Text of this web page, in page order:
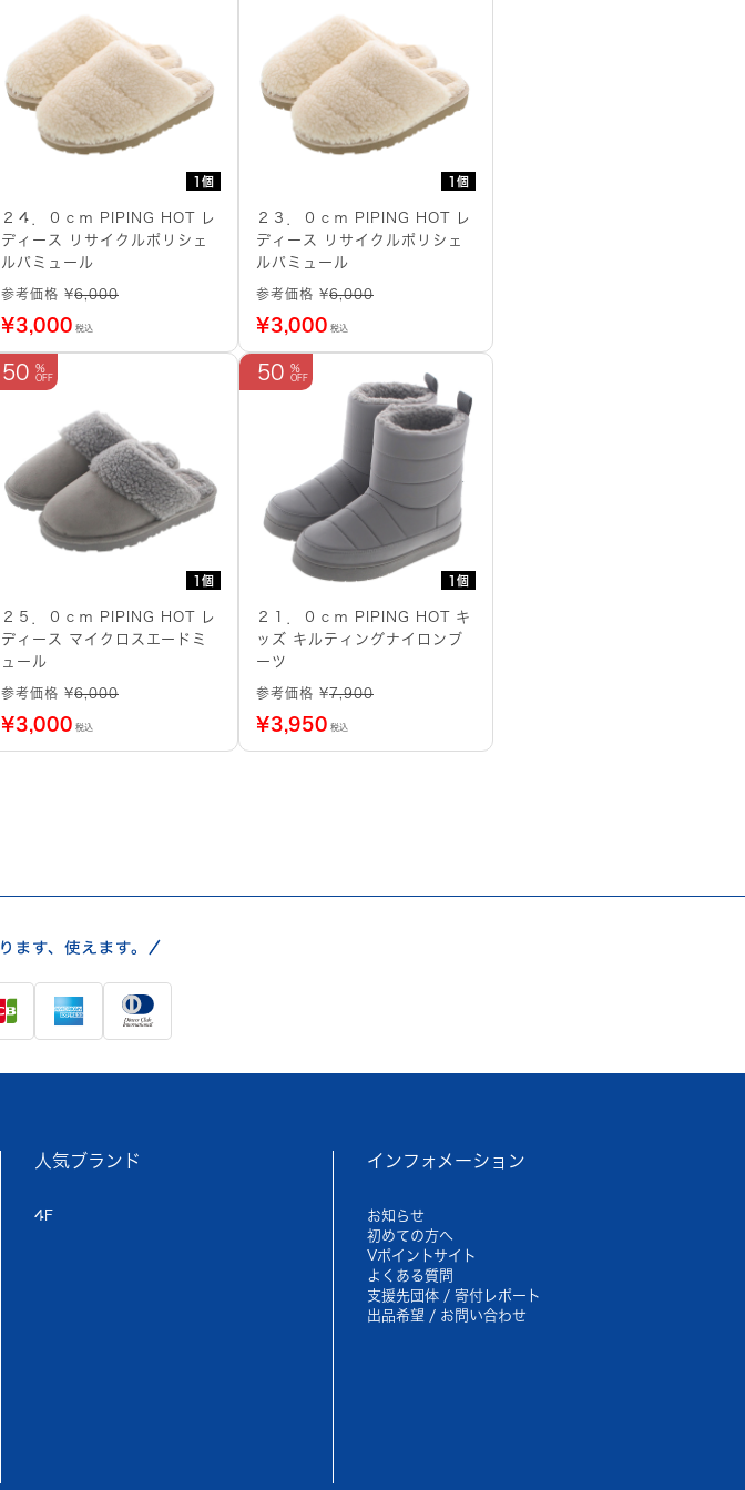
1個
２４．０ｃｍ PIPING HOT レ
ディース リサイクルポリシェ
ルパミュール
参考価格 ¥6,000
¥3,000 税込
1個
２３．０ｃｍ PIPING HOT レ
ディース リサイクルポリシェ
ルパミュール
参考価格 ¥6,000
¥3,000 税込
1個
50
２５．０ｃｍ PIPING HOT レ
ディース マイクロスエードミ
ュール
参考価格 ¥6,000
¥3,000 税込
1個
50
２１．０ｃｍ PIPING HOT キ
ッズ キルティングナイロンブ
ーツ
参考価格 ¥7,900
¥3,950 税込
人気ブランド
4F
インフォメーション
お知らせ
初めての方へ
Vポイントサイト
よくある質問
支援先団体 / 寄付レポート
出品希望 / お問い合わせ